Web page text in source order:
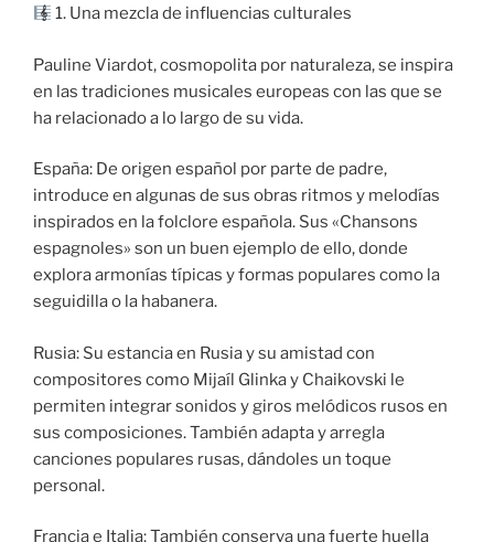
1. Una mezcla de influencias culturales
Pauline Viardot, cosmopolita por naturaleza, se inspira
en las tradiciones musicales europeas con las que se
ha relacionado a lo largo de su vida.
España: De origen español por parte de padre,
introduce en algunas de sus obras ritmos y melodías
inspirados en la folclore española. Sus «Chansons
espagnoles» son un buen ejemplo de ello, donde
explora armonías típicas y formas populares como la
seguidilla o la habanera.
Rusia: Su estancia en Rusia y su amistad con
compositores como Mijaíl Glinka y Chaikovski le
permiten integrar sonidos y giros melódicos rusos en
sus composiciones. También adapta y arregla
canciones populares rusas, dándoles un toque
personal.
Francia e Italia: También conserva una fuerte huella